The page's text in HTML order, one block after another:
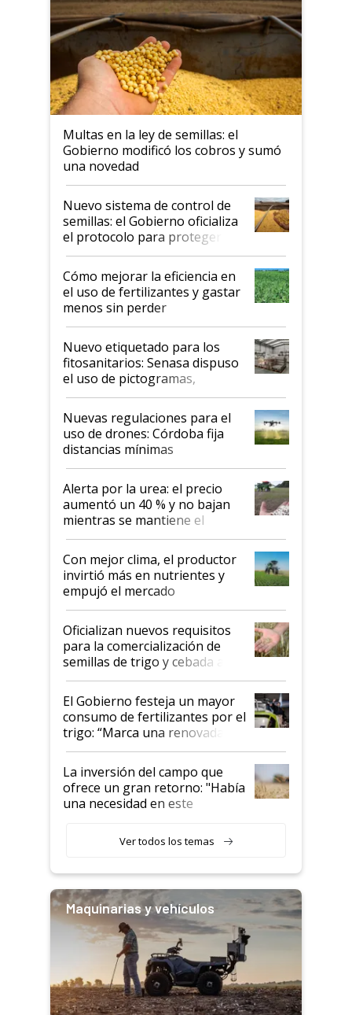
Multas en la ley de semillas: el
Gobierno modificó los cobros y sumó
una novedad
Nuevo sistema de control de
semillas: el Gobierno oficializa
el protocolo para proteger la
propiedad intelectual
Cómo mejorar la eficiencia en
el uso de fertilizantes y gastar
menos sin perder
productividad en la campaña
fina
Nuevo etiquetado para los
fitosanitarios: Senasa dispuso
el uso de pictogramas,
palabras de advertencia e
indicaciones
Nuevas regulaciones para el
uso de drones: Córdoba fija
distancias mínimas
Alerta por la urea: el precio
aumentó un 40 % y no bajan
mientras se mantiene el
conflicto en Medio Oriente
Con mejor clima, el productor
invirtió más en nutrientes y
empujó el mercado
Oficializan nuevos requisitos
para la comercialización de
semillas de trigo y cebada a
granel
El Gobierno festeja un mayor
consumo de fertilizantes por el
trigo: “Marca una renovada
confianza de los productores”
La inversión del campo que
ofrece un gran retorno: "Había
una necesidad en este
Ver todos los temas
Maquinarias y vehículos